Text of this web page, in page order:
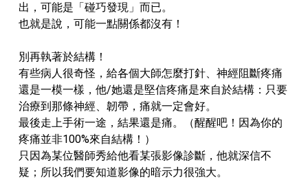
出，可能是「碰巧發現」而已。
也就是說，可能一點關係都沒有！
別再執著於結構！
有些病人很奇怪，給各個大師怎麼打針、神經阻斷疼痛
還是一模一樣，他/她還是堅信疼痛是來自於結構：只要
治療到那條神經、韌帶，痛就一定會好。
最後走上手術一途，結果還是痛。（醒醒吧！因為你的
疼痛並非100%來自結構！）
只因為某位醫師秀給他看某張影像診斷，他就深信不
疑；所以我們要知道影像的暗示力很強大。